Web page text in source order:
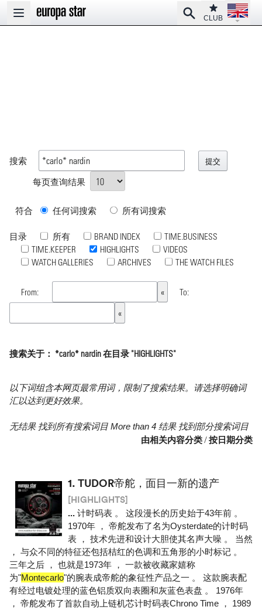
Open main menu
SearchClub
CLUB
Open
搜索
每页查询结果
符合 任何词搜索 所有词搜索
目录 所有 BRAND INDEX
TIME.BUSINESS
TIME.KEEPER
HIGHLIGHTS
VIDEOS
WATCH GALLERIES
ARCHIVES THE WATCH FILES
From: To:
搜索关于： *carlo* nardin 在目录 "HIGHLIGHTS"
以下词组含本网页最常用词，限制了搜索结果。请选择明确词
汇以达到更好效果。
无结果 找到所有搜索词目 More than 4 结果 找到部分搜索词目
由相关内容分类/按日期分类
1. TUDOR帝舵，面目一新的遗产
[HIGHLIGHTS]
... 计时码表 。 这段漫长的历史始于43年前 。
1970年 ， 帝舵发布了名为Oysterdate的计时码
表 ， 技术先进和设计大胆使其名声大噪 。 当然
， 与众不同的特征还包括桔红的色调和五角形的小时标记 。
三年之后 ， 也就是1973年 ， 一款被收藏家嬉称
为"Montecarlo"的腕表成帝舵的象征性产品之一 。 这款腕表配
有经过电镀处理的蓝色铝质双向表圈和灰蓝色表盘 。 1976年
， 帝舵发布了首款自动上链机芯计时码表Chrono Time ， 1989